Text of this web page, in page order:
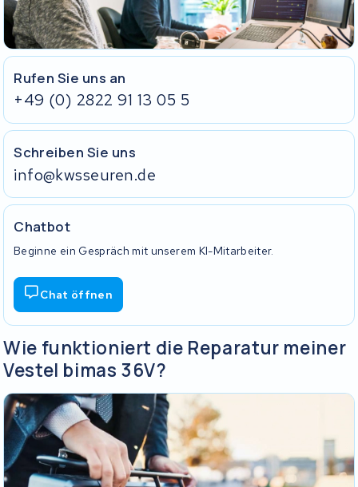
Rufen Sie uns an
+49 (0) 2822 91 13 05 5
Schreiben Sie uns
info@kwsseuren.de
Chatbot
Beginne ein Gespräch mit unserem KI-Mitarbeiter.
Chat öffnen
Wie funktioniert die Reparatur meiner
Vestel bimas 36V?